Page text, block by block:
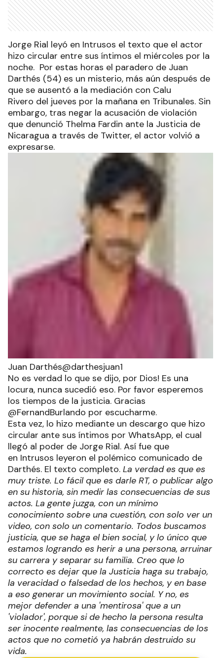
Jorge Rial leyó en Intrusos el texto que el actor
hizo circular entre sus íntimos el miércoles por la
noche. Por estas horas el paradero de Juan
Darthés (54) es un misterio, más aún después de
que se ausentó a la mediación con Calu
Rivero del jueves por la mañana en Tribunales. Sin
embargo, tras negar la acusación de violación
que denunció Thelma Fardin ante la Justicia de
Nicaragua a través de Twitter, el actor volvió a
expresarse.
Juan Darthés@darthesjuan1
No es verdad lo que se dijo, por Dios! Es una
locura, nunca sucedió eso. Por favor esperemos
los tiempos de la justicia. Gracias
@FernandBurlando por escucharme.
Esta vez, lo hizo mediante un descargo que hizo
circular ante sus íntimos por WhatsApp, el cual
llegó al poder de Jorge Rial. Así fue que
en Intrusos leyeron el polémico comunicado de
Darthés. El texto completo. La verdad es que es
muy triste. Lo fácil que es darle RT, o publicar algo
en su historia, sin medir las consecuencias de sus
actos. La gente juzga, con un mínimo
conocimiento sobre una cuestión, con solo ver un
video, con solo un comentario. Todos buscamos
justicia, que se haga el bien social, y lo único que
estamos logrando es herir a una persona, arruinar
su carrera y separar su familia. Creo que lo
correcto es dejar que la Justicia haga su trabajo,
la veracidad o falsedad de los hechos, y en base
a eso generar un movimiento social. Y no, es
mejor defender a una 'mentirosa' que a un
'violador', porque si de hecho la persona resulta
ser inocente realmente, las consecuencias de los
actos que no cometió ya habrán destruido su
vida.